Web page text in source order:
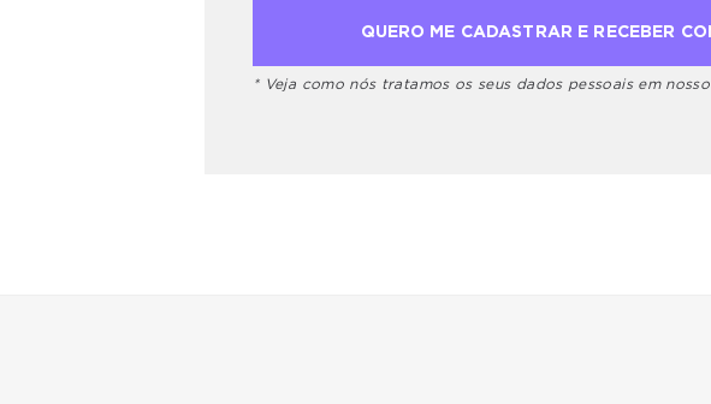
* Veja como nós tratamos os seus dados pessoais em nosso